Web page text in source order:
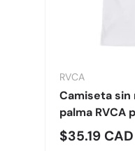
RVCA
Camiseta sin
palma RVCA
Precio de
$35.19 CAD